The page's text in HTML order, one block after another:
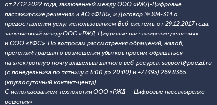
от 27.12.2022 года, заключенный между ООО «РЖД-Цифровые
пассажирские решения» и АО «ФПК», и Договор № ИМ-314 о
предоставлении услуг использованием Веб-системы от 29.12.2017 года,
заключенный между ООО «РЖД-Цифровые пассажирские решения»
и ООО «УФС». По вопросам рассмотрения обращений, жалоб,
претензий граждан о возмещении убытков просим обращаться
на электронную почту владельца данного веб-ресурса: support@poezd.ru
(с понедельника по пятницу с 8:00 до 20:00) и +7 (495) 269 8365
(круглосуточный контакт-центр).
С использованием технологии ООО «РЖД — Цифровые пассажирские
решения»